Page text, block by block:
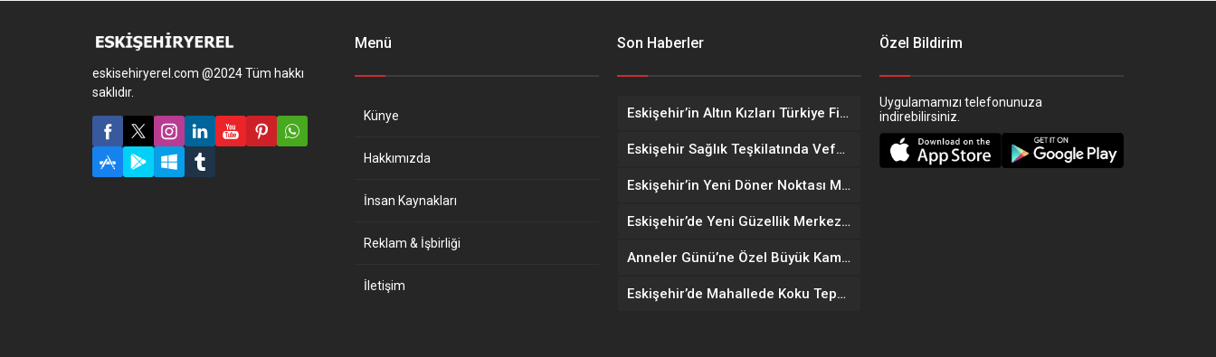
eskisehiryerel.com @2024 Tüm hakkı
saklıdır.
Menü
Künye
Hakkımızda
İnsan Kaynakları
Reklam & İşbirliği
İletişim
Son Haberler
Eskişehir’in Altın Kızları Türkiye Finalleri Yolunda!
Eskişehir Sağlık Teşkilatında Vefa Buluşması
Eskişehir’in Yeni Döner Noktası MOGAF Döner Hizmete Açıldı
Eskişehir’de Yeni Güzellik Merkezi Açıldı: Kıymet Önder Güzellik Merkezi Cilt bakım
Anneler Günü’ne Özel Büyük Kampanya: Goldes Kuyumculuk’ta İndirim ve Hediye Fırsatı
Eskişehir’de Mahallede Koku Tepkisi: Vatandaşlar Çözüm Bekliyor
Özel Bildirim
Uygulamamızı telefonunuza
indirebilirsiniz.